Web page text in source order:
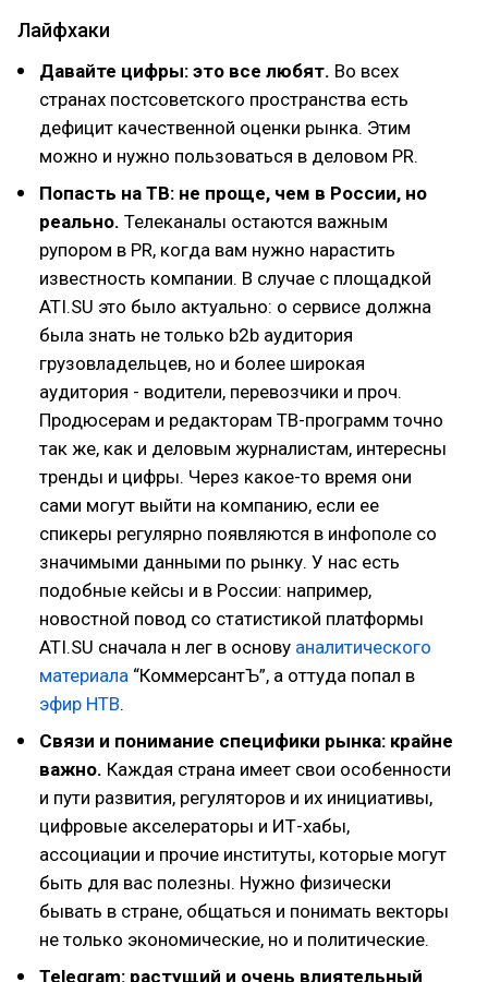
Лайфхаки
Давайте цифры: это все любят. Во всех
странах постсоветского пространства есть
дефицит качественной оценки рынка. Этим
можно и нужно пользоваться в деловом PR.
Попасть на ТВ: не проще, чем в России, но
реально. Телеканалы остаются важным
рупором в PR, когда вам нужно нарастить
известность компании. В случае с площадкой
ATI.SU это было актуально: о сервисе должна
была знать не только b2b аудитория
грузовладельцев, но и более широкая
аудитория - водители, перевозчики и проч.
Продюсерам и редакторам ТВ-программ точно
так же, как и деловым журналистам, интересны
тренды и цифры. Через какое-то время они
сами могут выйти на компанию, если ее
спикеры регулярно появляются в инфополе со
значимыми данными по рынку. У нас есть
подобные кейсы и в России: например,
новостной повод со статистикой платформы
ATI.SU сначала н лег в основу аналитического
материала “КоммерсантЪ”, а оттуда попал в
эфир НТВ.
Связи и понимание специфики рынка: крайне
важно. Каждая страна имеет свои особенности
и пути развития, регуляторов и их инициативы,
цифровые акселераторы и ИТ-хабы,
ассоциации и прочие институты, которые могут
быть для вас полезны. Нужно физически
бывать в стране, общаться и понимать векторы
не только экономические, но и политические.
Telegram: растущий и очень влиятельный